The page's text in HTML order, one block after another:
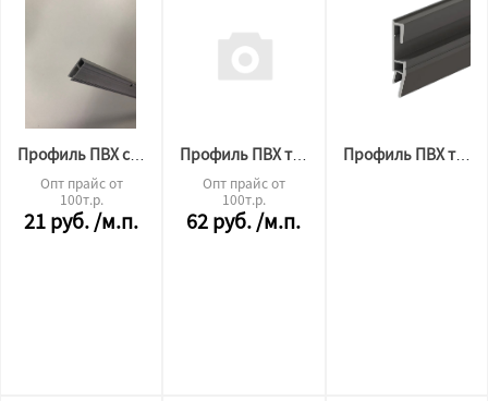
Профиль ПВХ стеновой перфорированный 2м СЕРЫЙ (320гр)
Опт прайс от
100т.р.
21руб./м.п.
Профиль ПВХ теневой 2,5м
Опт прайс от
100т.р.
62руб./м.п.
Профиль ПВХ теневой 3D